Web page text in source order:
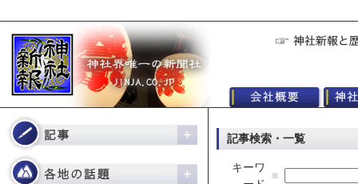
記事検索・一覧
キーワ
■